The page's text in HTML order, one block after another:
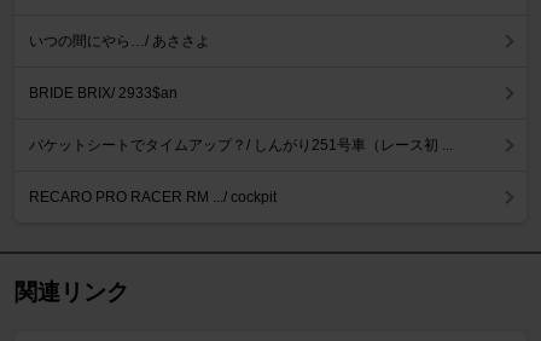
いつの間にやら…/ あささよ
BRIDE BRIX/ 2933$an
バケットシートでタイムアップ？/ しんがり251号車（レース初 ...
RECARO PRO RACER RM .../ cockpit
関連リンク